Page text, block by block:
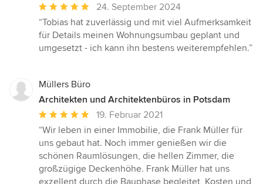
Durchschnittliche
Bewertung:
5
von
24. September 2024
“Tobias hat zuverlässig und mit viel Aufmerksamkeit
für Details meinen Wohnungsumbau geplant und
umgesetzt - ich kann ihn bestens weiterempfehlen.”
Müllers Büro
Architekten und Architektenbüros in Potsdam
Durchschnittliche
Bewertung:
5
von
5
Sternen
19. Februar 2021
“Wir leben in einer Immobilie, die Frank Müller für
uns gebaut hat. Noch immer genießen wir die
schönen Raumlösungen, die hellen Zimmer, die
großzügige Deckenhöhe. Frank Müller hat uns